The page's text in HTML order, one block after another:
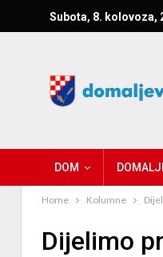
Subota, 8. kolovoza,
DOM
Home Kolumne
Dijelimo